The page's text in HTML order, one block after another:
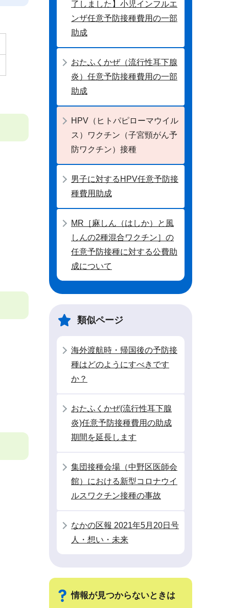
了しました】小児インフルエ
ンザ任意予防接種費用の一部
助成
おたふくかぜ（流行性耳下腺
炎）任意予防接種費用の一部
助成
HPV（ヒトパピローマウイル
ス）ワクチン（子宮頸がん予
防ワクチン）接種
男子に対するHPV任意予防接
種費用助成
MR［麻しん（はしか）と風
しんの2種混合ワクチン］の
任意予防接種に対する公費助
成について
類似ページ
海外渡航時・帰国後の予防接
種はどのようにすべきです
か？
おたふくかぜ(流行性耳下腺
炎)任意予防接種費用の助成
期間を延長します
集団接種会場（中野区医師会
館）における新型コロナウイ
ルスワクチン接種の事故
なかの区報 2021年5月20日号
人・想い・未来
情報が見つからないときは